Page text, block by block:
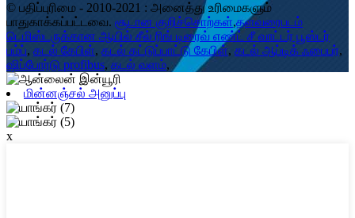
© பதிப்புரிமை - 2010-2021 : அனைத்து உரிமைகளும்
பாதுகாக்கப்பட்டவை. சூடான குறிச்சொற்கள்,தளவரைபடம்
டெமிஸ்டருக்கான ஆயில் சீல் ரிங் டிரைவ் எண்ட் சீ வாட்டர் பூஸ்டர்
பம்ப், கடல் கேபிள், கடல் கட்டுப்பாட்டு கேபிள், கடல் ஆப்டிக் ஃபைபர்,
ஷிப்போர்டு profibus, கடல் வளம்,
மின்னஞ்சல் அனுப்பு
x